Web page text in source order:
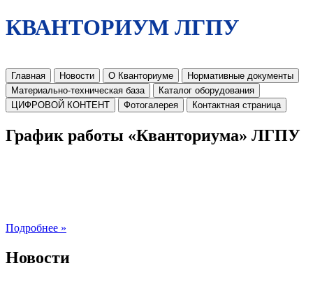
КВАНТОРИУМ ЛГПУ
Главная Новости О Кванториуме
Нормативные документы
Материально-техническая база
Каталог оборудования
ЦИФРОВОЙ КОНТЕНТ
Фотогалерея Контактная страница
График работы «Кванториума» ЛГПУ
Подробнее »
Новости